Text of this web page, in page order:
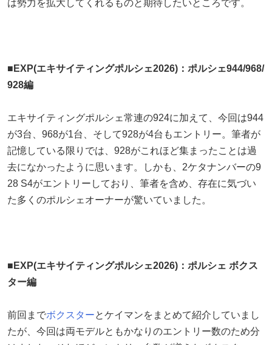
は勢力を拡大してくれるものと期待したいところです。
■EXP(エキサイティングポルシェ2026)：ポルシェ944/968/
928編
エキサイティングポルシェ常連の924に加えて、今回は944
が3台、968が1台、そして928が4台もエントリー。筆者が
記憶している限りでは、928がこれほど集まったことは過
去になかったように思います。しかも、2ケタナンバーの9
28 S4がエントリーしており、筆者を含め、存在に気づい
た多くのポルシェオーナーが驚いていました。
■EXP(エキサイティングポルシェ2026)：ポルシェ ボクス
ター編
前回までボクスターとケイマンをまとめて紹介していまし
たが、今回は両モデルともかなりのエントリー数のため分